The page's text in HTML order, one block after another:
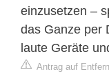
einzusetzen –
das Ganze per
laute Geräte
Antrag auf